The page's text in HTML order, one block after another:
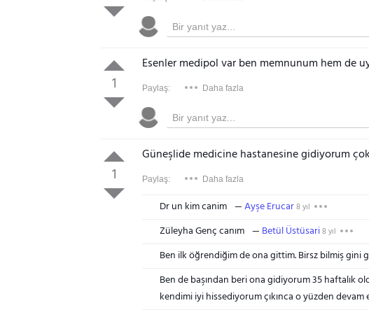
1
Esenler medipol var ben memnunum hem de
Paylaş: Daha fazla
1
Güneşlide medicine hastanesine gidiyorum
Paylaş: Daha fazla
Dr un kim canim Ayşe Erucar8 yıl
Züleyha Genç canım Betül Üstüsari8 yıl
Ben ilk öğrendiğim de ona gittim. Birsz bilmiş gini
Ben de başından beri ona gidiyorum 35 haftalık
kendimi iyi hissediyorum çıkınca o yüzden devam